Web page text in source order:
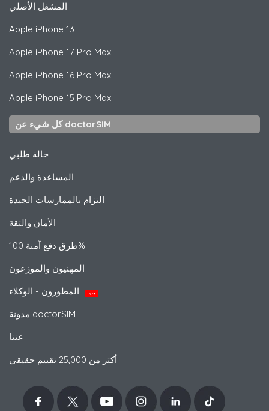
المشغل الأصلي
Apple iPhone 13
Apple iPhone 17 Pro Max
Apple iPhone 16 Pro Max
Apple iPhone 15 Pro Max
كل شيء عن doctorSIM
حالة طلبي
المساعدة والدعم
التزام بالممارسات الجيدة
الأمان والثقة
طرق دفع آمنة 100%
المهنيون والموزعون
جديد
مدونة doctorSIM
عننا
أكثر من 25,000 تقييم حقيقي!